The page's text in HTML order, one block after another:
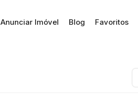
Favoritos
Blog
Anunciar Imóvel